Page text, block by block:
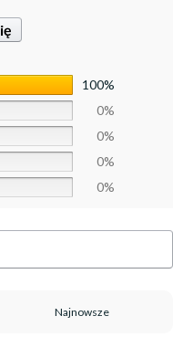
100%
0%
0%
0%
0%